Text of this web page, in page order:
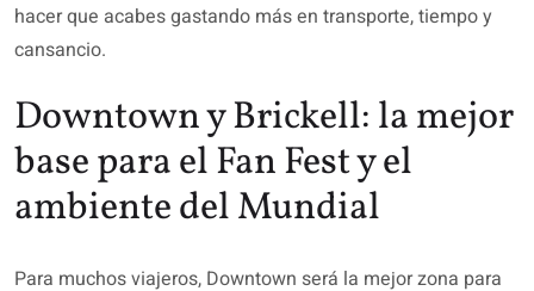
hacer que acabes gastando más en transporte, tiempo y
cansancio.
Downtown y Brickell: la mejor
base para el Fan Fest y el
ambiente del Mundial
Para muchos viajeros, Downtown será la mejor zona para